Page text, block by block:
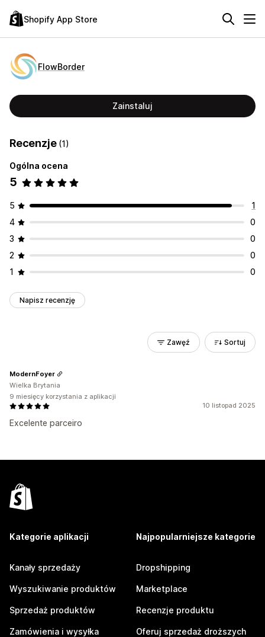
Shopify App Store
FlowBorder
Zainstaluj
Recenzje (1)
Ogólna ocena
5
5
1
4
0
3
0
2
0
1
0
Napisz recenzję
Zawęź Sortuj
10 listopad 2025
Excelente parceiro
ModernFoyer
Wielka Brytania
9 miesięcy korzystania z aplikacji
Kategorie aplikacji
Kanały sprzedaży
Wyszukiwanie produktów
Sprzedaż produktów
Zamówienia i wysyłka
Najpopularniejsze kategorie
Dropshipping
Marketplace
Recenzje produktu
Oferuj sprzedaż droższych